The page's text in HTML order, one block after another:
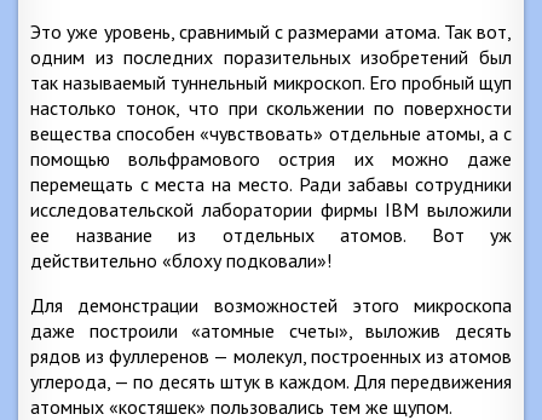
Это уже уровень, сравнимый с размерами атома. Так вот,
одним из последних поразительных изобретений был
так называемый туннельный микроскоп. Его пробный щуп
настолько тонок, что при скольжении по поверхности
вещества способен «чувствовать» отдельные атомы, а с
помощью вольфрамового острия их можно даже
перемещать с места на место. Ради забавы сотрудники
исследовательской лаборатории фирмы IBM выложили
ее название из отдельных атомов. Вот уж
действительно «блоху подковали»!
Для демонстрации возможностей этого микроскопа
даже построили «атомные счеты», выложив десять
рядов из фуллеренов — молекул, построенных из атомов
углерода, — по десять штук в каждом. Для передвижения
атомных «костяшек» пользовались тем же щупом.